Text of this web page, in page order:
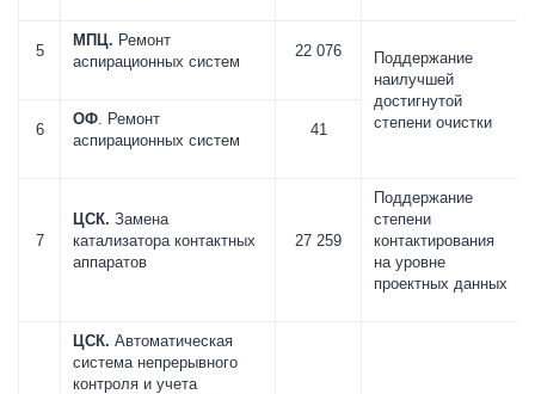
5
МПЦ. Ремонт
аспирационных систем
22 076
Поддержание
наилучшей
достигнутой
степени очистки
6
ОФ. Ремонт
аспирационных систем
41
7
ЦСК. Замена
катализатора контактных
аппаратов
27 259
Поддержание
степени
контактирования
на уровне
проектных данных
ЦСК. Автоматическая
система непрерывного
контроля и учета